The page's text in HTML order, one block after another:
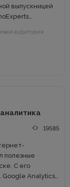
выпускницей
красоты
аудитория
19585
полезные
С его